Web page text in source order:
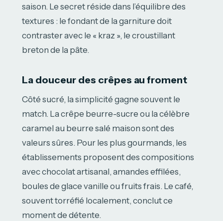
saison. Le secret réside dans l’équilibre des
textures : le fondant de la garniture doit
contraster avec le « kraz », le croustillant
breton de la pâte.
La douceur des crêpes au froment
Côté sucré, la simplicité gagne souvent le
match. La crêpe beurre-sucre ou la célèbre
caramel au beurre salé maison sont des
valeurs sûres. Pour les plus gourmands, les
établissements proposent des compositions
avec chocolat artisanal, amandes effilées,
boules de glace vanille ou fruits frais. Le café,
souvent torréfié localement, conclut ce
moment de détente.